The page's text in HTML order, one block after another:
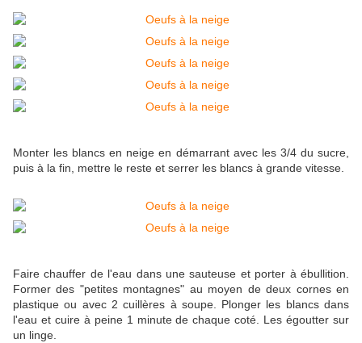
Monter les blancs en neige en démarrant avec les 3/4 du sucre,
puis à la fin, mettre le reste et serrer les blancs à grande vitesse.
Faire chauffer de l'eau dans une sauteuse et porter à ébullition.
Former des "petites montagnes" au moyen de deux cornes en
plastique ou avec 2 cuillères à soupe. Plonger les blancs dans
l'eau et cuire à peine 1 minute de chaque coté. Les égoutter sur
un linge.